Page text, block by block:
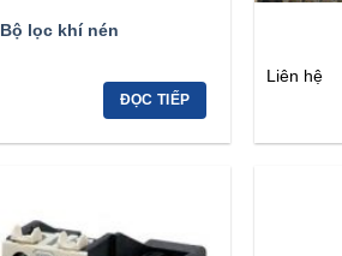
Bộ lọc khí nén
ĐỌC TIẾP
Liên hệ